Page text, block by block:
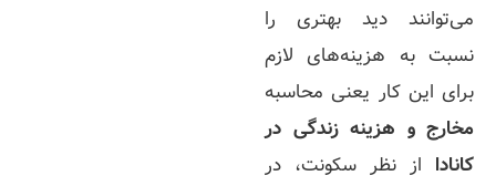
می‌توانند دید بهتری را
نسبت به هزینه‌های لازم
برای این کار یعنی محاسبه
مخارج و هزینه زندگی در
کانادا از نظر سکونت، در